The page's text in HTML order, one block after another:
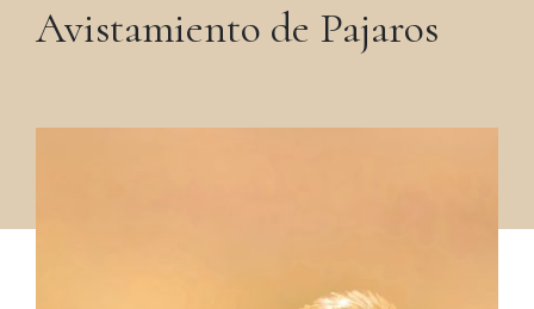
Avistamiento de Pajaros